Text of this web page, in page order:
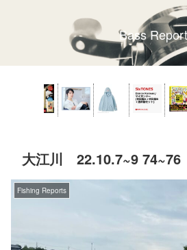
Bass Report
大江川 22.10.7~9 74~76
Fishing Reports